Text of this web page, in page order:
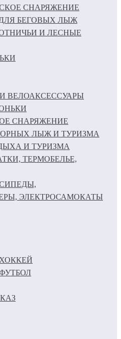
СНАРЯЖЕНИЕ
БЕГОВЫХ ЛЫЖ
И ЛЕСНЫЕ
ВЕЛОАКСЕССУАРЫ
СНАРЯЖЕНИЕ
ЛЫЖ И ТУРИЗМА
И ТУРИЗМА
ТЕРМОБЕЛЬЕ,
ЭЛЕКТРОСАМОКАТЫ